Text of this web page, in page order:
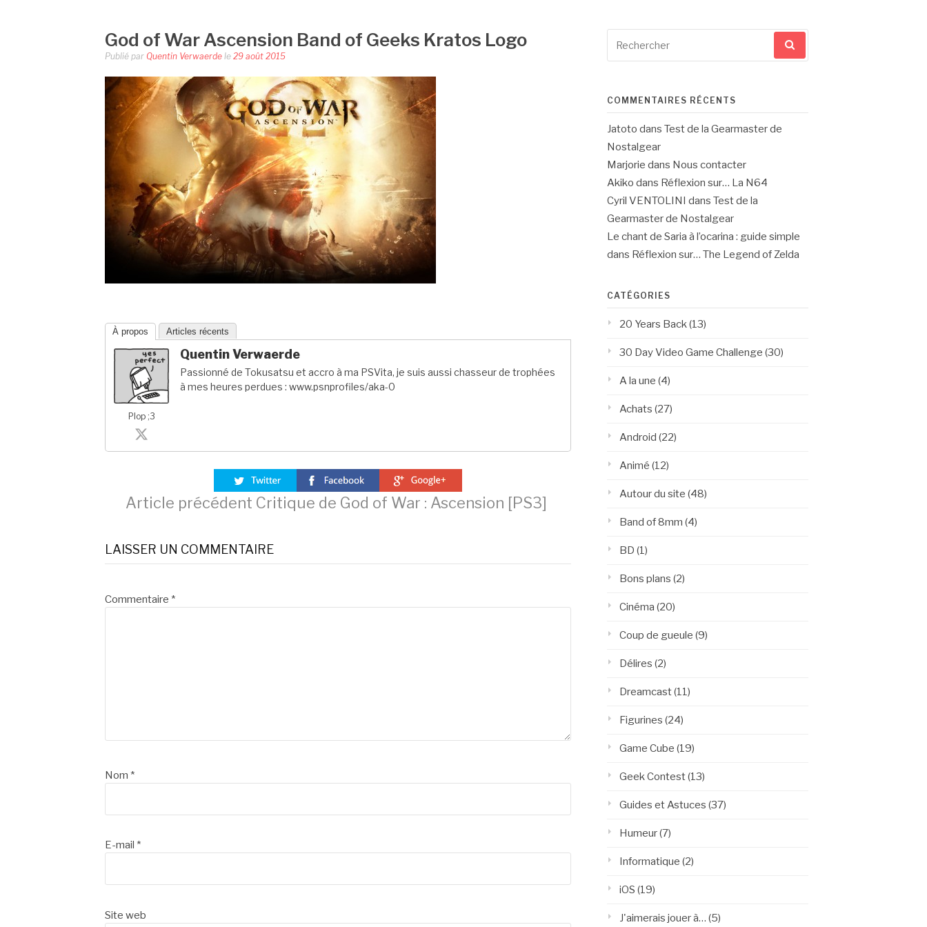
God of War Ascension Band of Geeks Kratos Logo
Publié par Quentin Verwaerde le 29 août 2015
À propos Articles récents
Plop ;3
Quentin Verwaerde
Passionné de Tokusatsu et accro à ma PSVita, je suis aussi chasseur de trophées
à mes heures perdues : www.psnprofiles/aka-0
Lire
la
suite
Article précédent Critique de God of War : Ascension [PS3]
LAISSER UN COMMENTAIRE
Commentaire *
Nom *
E-mail *
Site web
pour
COMMENTAIRES RÉCENTS
Jatoto dans Test de la Gearmaster de
Nostalgear
Marjorie dans Nous contacter
Akiko dans Réflexion sur… La N64
Cyril VENTOLINI dans Test de la
Gearmaster de Nostalgear
Le chant de Saria à l’ocarina : guide simple
dans Réflexion sur… The Legend of Zelda
CATÉGORIES
20 Years Back (13)
30 Day Video Game Challenge (30)
A la une (4)
Achats (27)
Android (22)
Animé (12)
Autour du site (48)
Band of 8mm (4)
BD (1)
Bons plans (2)
Cinéma (20)
Coup de gueule (9)
Délires (2)
Dreamcast(11)
Figurines (24)
Game Cube (19)
Geek Contest(13)
Guides et Astuces (37)
Humeur(7)
Informatique (2)
iOS (19)
J'aimerais jouer à… (5)